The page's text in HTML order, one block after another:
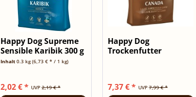
Happy Dog Supreme
Sensible Karibik 300 g
Inhalt 0.3 kg(6,73 € * / 1 kg)
UVP2,19 € *
2,02 € *
Happy Dog
Trockenfutter
UVP7,99 € *
7,37 € *